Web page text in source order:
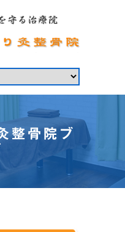
整骨院ブ